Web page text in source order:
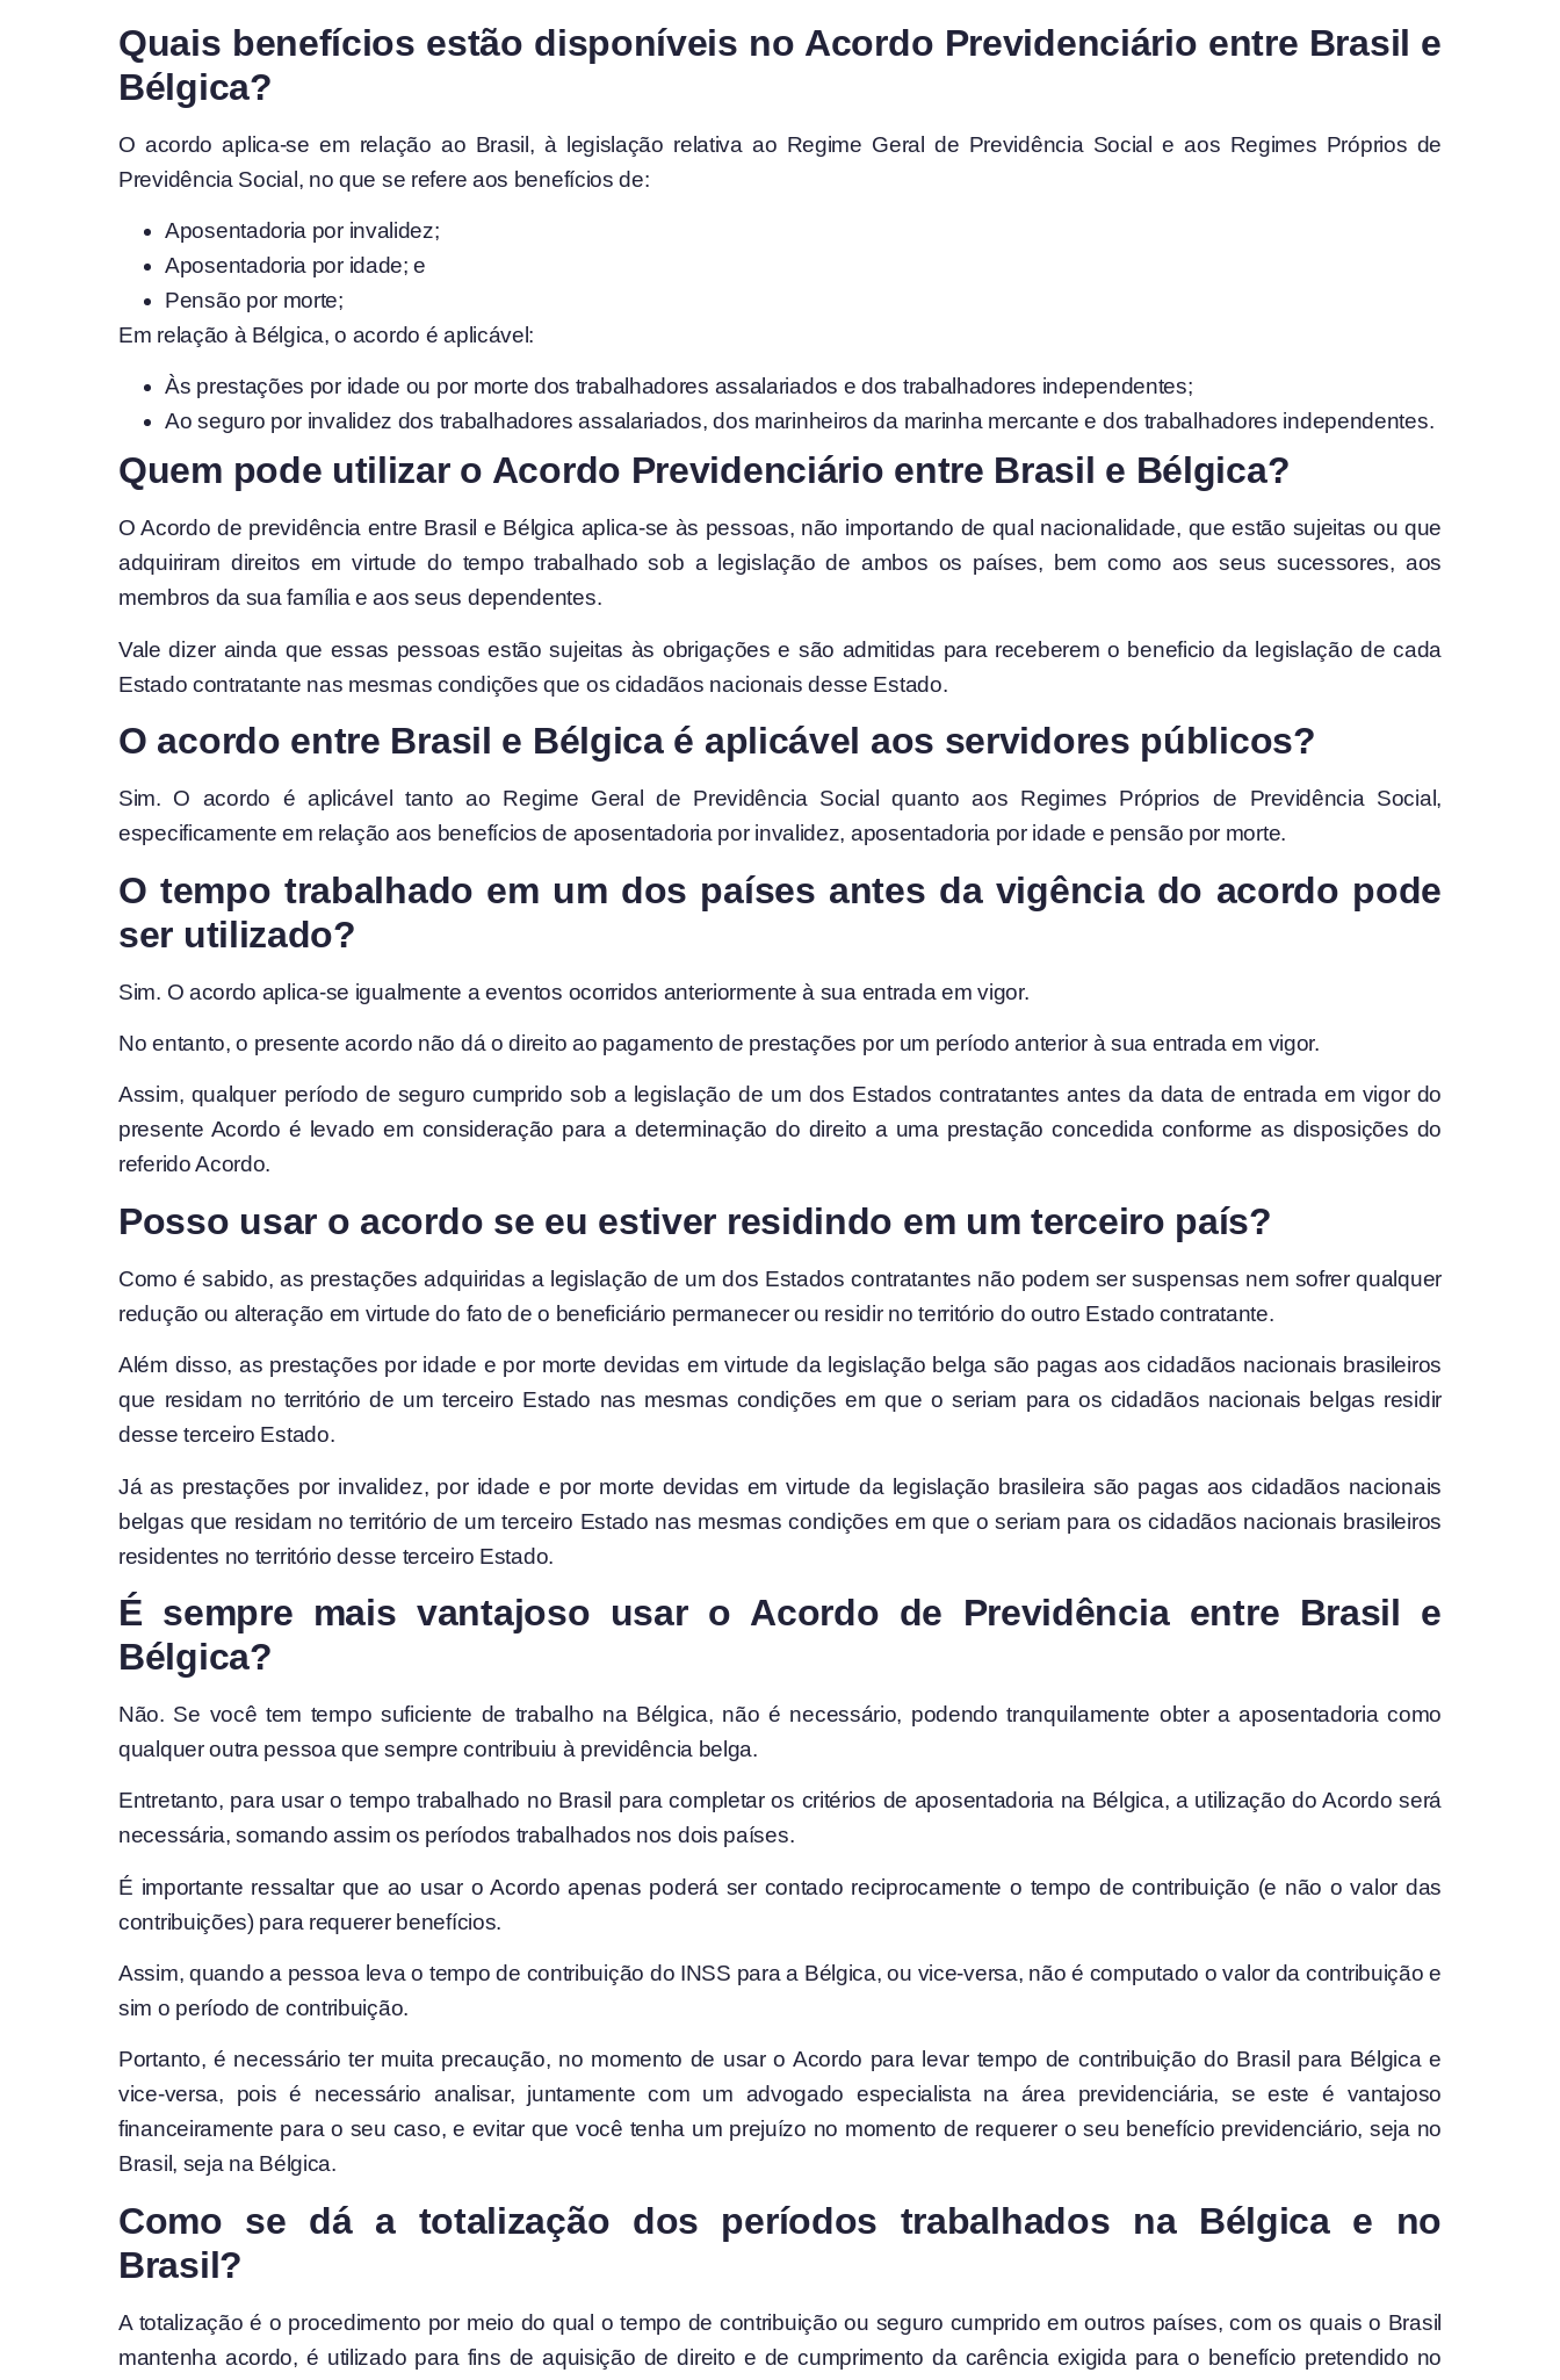
Quais benefícios estão disponíveis no Acordo Previdenciário entre Brasil e
Bélgica?
O acordo aplica-se em relação ao Brasil, à legislação relativa ao Regime Geral de Previdência Social e aos Regimes Próprios de
Previdência Social, no que se refere aos benefícios de:
Aposentadoria por invalidez;
Aposentadoria por idade; e
Pensão por morte;
Em relação à Bélgica, o acordo é aplicável:
Às prestações por idade ou por morte dos trabalhadores assalariados e dos trabalhadores independentes;
Ao seguro por invalidez dos trabalhadores assalariados, dos marinheiros da marinha mercante e dos trabalhadores independentes.
Quem pode utilizar o Acordo Previdenciário entre Brasil e Bélgica?
O Acordo de previdência entre Brasil e Bélgica aplica-se às pessoas, não importando de qual nacionalidade, que estão sujeitas ou que
adquiriram direitos em virtude do tempo trabalhado sob a legislação de ambos os países, bem como aos seus sucessores, aos
membros da sua família e aos seus dependentes.
Vale dizer ainda que essas pessoas estão sujeitas às obrigações e são admitidas para receberem o beneficio da legislação de cada
Estado contratante nas mesmas condições que os cidadãos nacionais desse Estado.
O acordo entre Brasil e Bélgica é aplicável aos servidores públicos?
Sim. O acordo é aplicável tanto ao Regime Geral de Previdência Social quanto aos Regimes Próprios de Previdência Social,
especificamente em relação aos benefícios de aposentadoria por invalidez, aposentadoria por idade e pensão por morte.
O tempo trabalhado em um dos países antes da vigência do acordo pode
ser utilizado?
Sim. O acordo aplica-se igualmente a eventos ocorridos anteriormente à sua entrada em vigor.
No entanto, o presente acordo não dá o direito ao pagamento de prestações por um período anterior à sua entrada em vigor.
Assim, qualquer período de seguro cumprido sob a legislação de um dos Estados contratantes antes da data de entrada em vigor do
presente Acordo é levado em consideração para a determinação do direito a uma prestação concedida conforme as disposições do
referido Acordo.
Posso usar o acordo se eu estiver residindo em um terceiro país?
Como é sabido, as prestações adquiridas a legislação de um dos Estados contratantes não podem ser suspensas nem sofrer qualquer
redução ou alteração em virtude do fato de o beneficiário permanecer ou residir no território do outro Estado contratante.
Além disso, as prestações por idade e por morte devidas em virtude da legislação belga são pagas aos cidadãos nacionais brasileiros
que residam no território de um terceiro Estado nas mesmas condições em que o seriam para os cidadãos nacionais belgas residir
desse terceiro Estado.
Já as prestações por invalidez, por idade e por morte devidas em virtude da legislação brasileira são pagas aos cidadãos nacionais
belgas que residam no território de um terceiro Estado nas mesmas condições em que o seriam para os cidadãos nacionais brasileiros
residentes no território desse terceiro Estado.
É sempre mais vantajoso usar o Acordo de Previdência entre Brasil e
Bélgica?
Não. Se você tem tempo suficiente de trabalho na Bélgica, não é necessário, podendo tranquilamente obter a aposentadoria como
qualquer outra pessoa que sempre contribuiu à previdência belga.
Entretanto, para usar o tempo trabalhado no Brasil para completar os critérios de aposentadoria na Bélgica, a utilização do Acordo será
necessária, somando assim os períodos trabalhados nos dois países.
É importante ressaltar que ao usar o Acordo apenas poderá ser contado reciprocamente o tempo de contribuição (e não o valor das
contribuições) para requerer benefícios.
Assim, quando a pessoa leva o tempo de contribuição do INSS para a Bélgica, ou vice-versa, não é computado o valor da contribuição e
sim o período de contribuição.
Portanto, é necessário ter muita precaução, no momento de usar o Acordo para levar tempo de contribuição do Brasil para Bélgica e
vice-versa, pois é necessário analisar, juntamente com um advogado especialista na área previdenciária, se este é vantajoso
financeiramente para o seu caso, e evitar que você tenha um prejuízo no momento de requerer o seu benefício previdenciário, seja no
Brasil, seja na Bélgica.
Como se dá a totalização dos períodos trabalhados na Bélgica e no
Brasil?
A totalização é o procedimento por meio do qual o tempo de contribuição ou seguro cumprido em outros países, com os quais o Brasil
mantenha acordo, é utilizado para fins de aquisição de direito e de cumprimento da carência exigida para o benefício pretendido no